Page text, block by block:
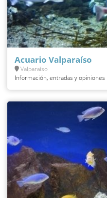
Acuario Valparaíso
Valparaíso
Información, entradas y opiniones